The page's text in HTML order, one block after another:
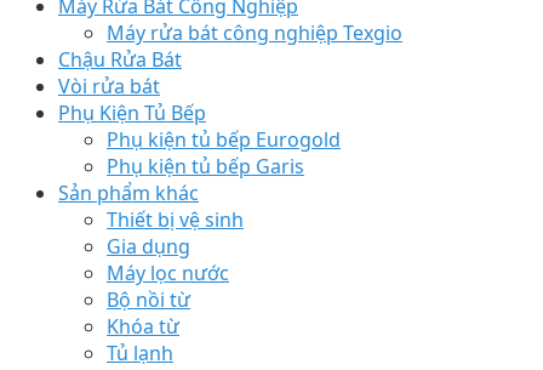
Máy Rửa Bát Công Nghiệp
Máy rửa bát công nghiệp Texgio
Chậu Rửa Bát
Vòi rửa bát
Phụ Kiện Tủ Bếp
Phụ kiện tủ bếp Eurogold
Phụ kiện tủ bếp Garis
Sản phẩm khác
Thiết bị vệ sinh
Gia dụng
Máy lọc nước
Bộ nồi từ
Khóa từ
Tủ lạnh